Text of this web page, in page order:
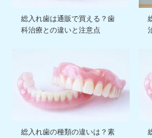
総入れ歯は通販で買える？歯
科治療との違いと注意点
総入れ歯の種類の違いは？素